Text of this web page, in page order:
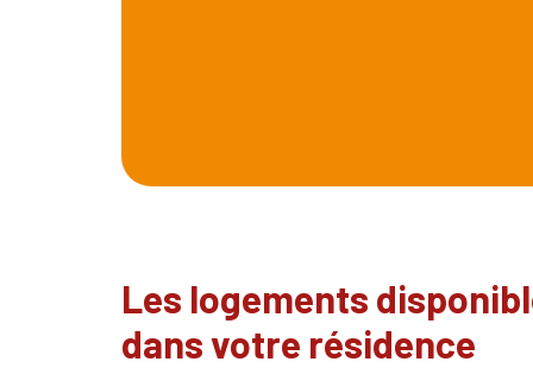
Les logements
dans votre résidence